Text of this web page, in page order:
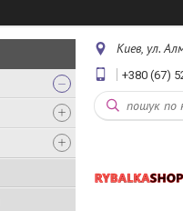
Киев, ул.
+380 (67)